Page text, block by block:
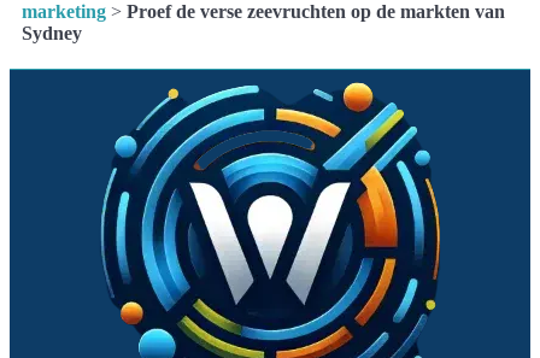
marketing > Proef de verse zeevruchten op de markten van
Sydney